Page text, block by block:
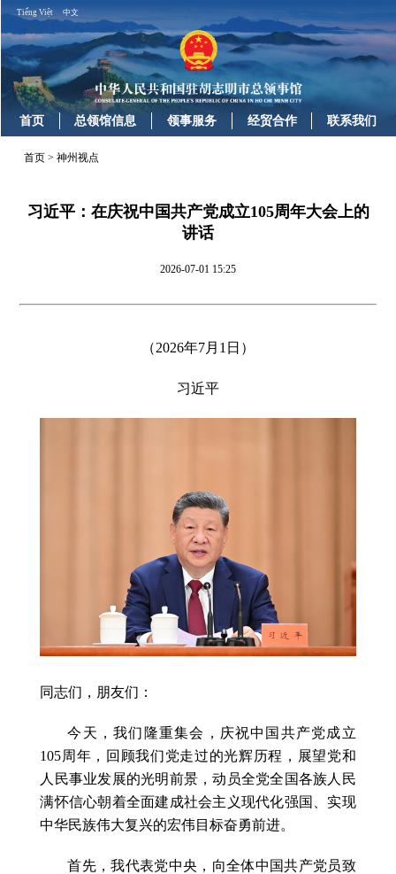
Tiếng Việt 中文
首页 总领馆信息 领事服务 经贸合作 联系我们
首页 >神州视点
​习近平：在庆祝中国共产党成立105周年大会上的
讲话
2026-07-01 15:25
（2026年7月1日）
习近平
同志们，朋友们：
今天，我们隆重集会，庆祝中国共产党成立
105周年，回顾我们党走过的光辉历程，展望党和
人民事业发展的光明前景，动员全党全国各族人民
满怀信心朝着全面建成社会主义现代化强国、实现
中华民族伟大复兴的宏伟目标奋勇前进。
首先，我代表党中央，向全体中国共产党员致